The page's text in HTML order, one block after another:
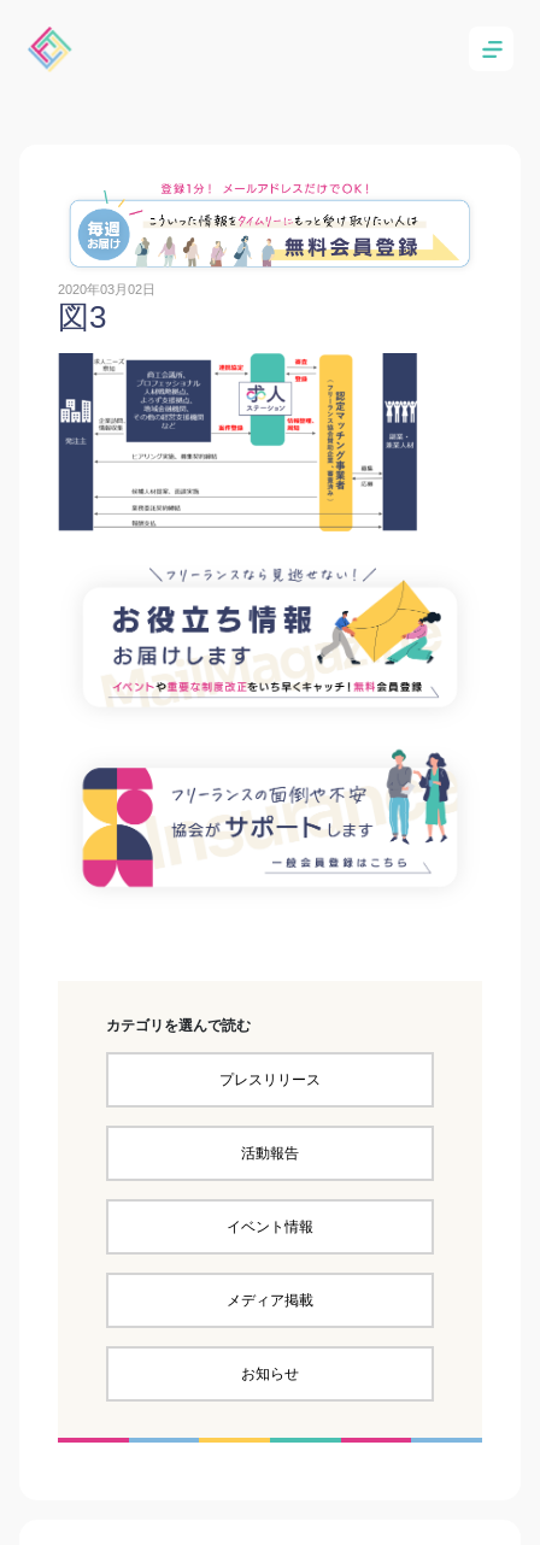
2020年03月02日
図3
カテゴリを選んで読む
プレスリリース
活動報告
イベント情報
メディア掲載
お知らせ